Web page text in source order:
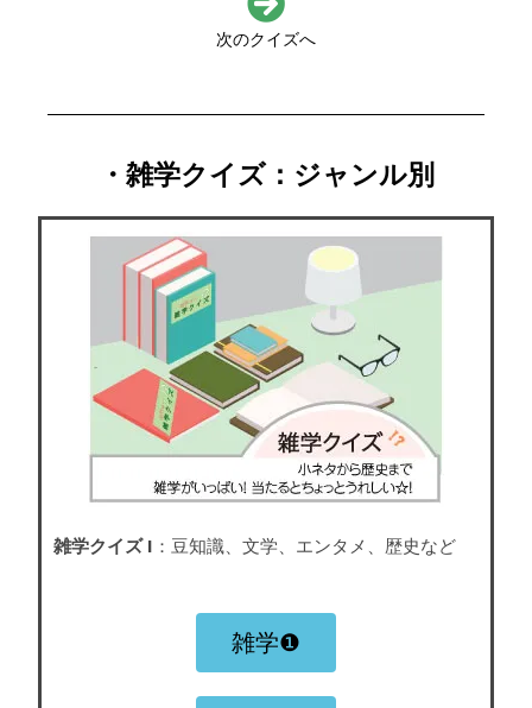
次のクイズへ
・雑学クイズ：ジャンル別
雑学クイズ I ：豆知識、文学、エンタメ、歴史など
雑学❶